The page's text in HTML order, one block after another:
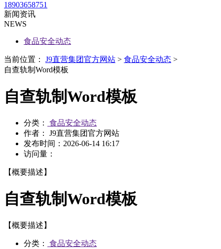
18903658751
新闻资讯
NEWS
食品安全动态
当前位置： J9直营集团官方网站 > 食品安全动态 >
自查轨制Word模板
自查轨制Word模板
分类：
食品安全动态
作者： J9直营集团官方网站
发布时间： 2026-06-14 16:17
访问量：
【概要描述】
自查轨制Word模板
【概要描述】
分类：
食品安全动态